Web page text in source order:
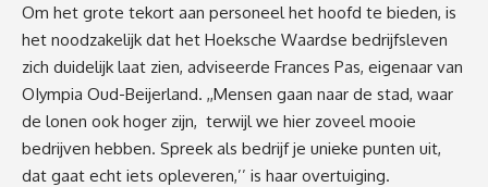
Om het grote tekort aan personeel het hoofd te bieden, is
het noodzakelijk dat het Hoeksche Waardse bedrijfsleven
zich duidelijk laat zien, adviseerde Frances Pas, eigenaar van
OIympia Oud-Beijerland. ,,Mensen gaan naar de stad, waar
de lonen ook hoger zijn, terwijl we hier zoveel mooie
bedrijven hebben. Spreek als bedrijf je unieke punten uit,
dat gaat echt iets opleveren,’’ is haar overtuiging.